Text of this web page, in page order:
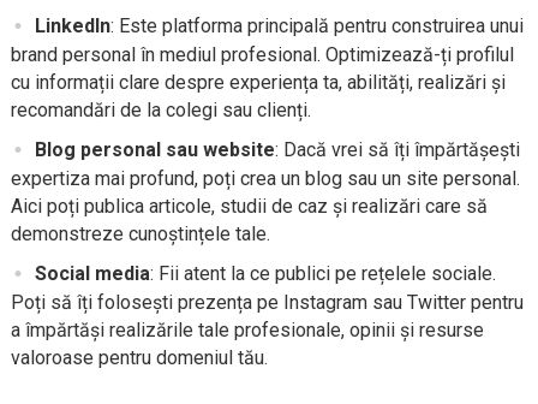
LinkedIn: Este platforma principală pentru construirea unui
brand personal în mediul profesional. Optimizează-ți profilul
cu informații clare despre experiența ta, abilități, realizări și
recomandări de la colegi sau clienți.
Blog personal sau website: Dacă vrei să îți împărtășești
expertiza mai profund, poți crea un blog sau un site personal.
Aici poți publica articole, studii de caz și realizări care să
demonstreze cunoștințele tale.
Social media: Fii atent la ce publici pe rețelele sociale.
Poți să îți folosești prezența pe Instagram sau Twitter pentru
a împărtăși realizările tale profesionale, opinii și resurse
valoroase pentru domeniul tău.